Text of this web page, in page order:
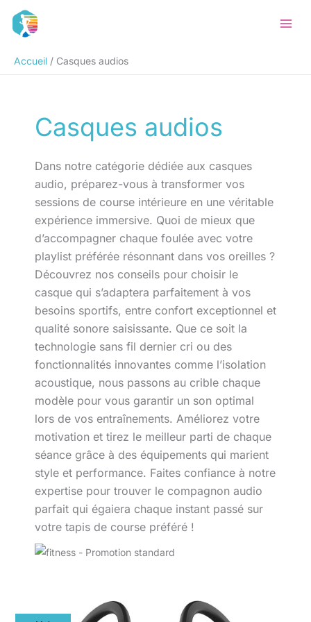
Accueil
Casques audios
Casques audios
Dans notre catégorie dédiée aux casques
audio, préparez-vous à transformer vos
sessions de course intérieure en une véritable
expérience immersive. Quoi de mieux que
d’accompagner chaque foulée avec votre
playlist préférée résonnant dans vos oreilles ?
Découvrez nos conseils pour choisir le
casque qui s’adaptera parfaitement à vos
besoins sportifs, entre confort exceptionnel et
qualité sonore saisissante. Que ce soit la
technologie sans fil dernier cri ou des
fonctionnalités innovantes comme l’isolation
acoustique, nous passons au crible chaque
modèle pour vous garantir un son optimal
lors de vos entraînements. Améliorez votre
motivation et tirez le meilleur parti de chaque
séance grâce à des équipements qui marient
style et performance. Faites confiance à notre
expertise pour trouver le compagnon audio
parfait qui égaiera chaque instant passé sur
votre tapis de course préféré !
Test
Rechercher